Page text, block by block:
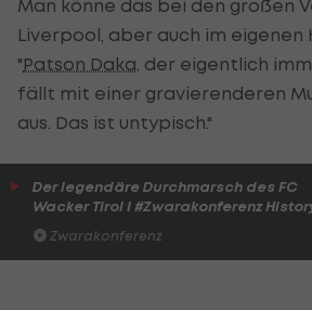
Man könne das bei den großen
Liverpool, aber auch im eigenen
"Patson Daka , der eigentlich
fällt mit einer gravierenderen
aus. Das ist untypisch."
Der legendäre Durchmarsch des FC
Wacker Tirol I #Zwarakonferenz
Zwarakonferenz